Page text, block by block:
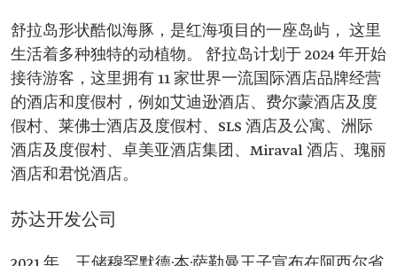
舒拉岛形状酷似海豚，是红海项目的一座岛屿， 这里
生活着多种独特的动植物。 舒拉岛计划于 2024 年开始
接待游客，这里拥有 11 家世界一流国际酒店品牌经营
的酒店和度假村，例如艾迪逊酒店、费尔蒙酒店及度
假村、莱佛士酒店及度假村、SLS 酒店及公寓、洲际
酒店及度假村、卓美亚酒店集团、Miraval 酒店、瑰丽
酒店和君悦酒店。
苏达开发公司